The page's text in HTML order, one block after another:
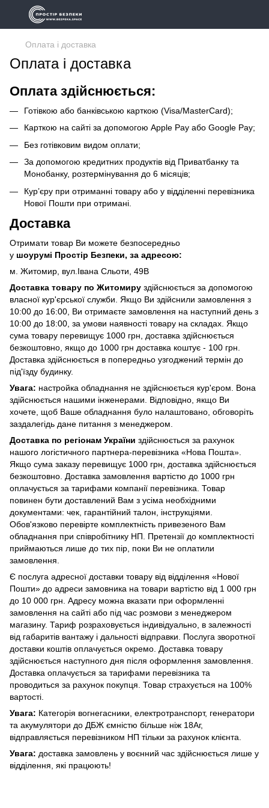
Оплата і доставка
Оплата і доставка
Оплата здійснюється:
Готівкою або банківською карткою (Visa/MasterCard);
Карткою на сайті за допомогою Apple Pay або Google Pay;
Без готівковим видом оплати;
За допомогою кредитних продуктів від Приватбанку та
Монобанку, розтермінування до 6 місяців;
Кур’єру при отриманні товару або у відділенні перевізника
Нової Пошти при отримані.
Доставка
Отримати товар Ви можете безпосередньо
у шоурумі Простір Безпеки, за адресою:
м. Житомир, вул.Івана Сльоти, 49В
Доставка товару по Житомиру здійснюється за допомогою
власної кур'єрської служби. Якщо Ви здійснили замовлення з
10:00 до 16:00, Ви отримаєте замовлення на наступний день з
10:00 до 18:00, за умови наявності товару на складах. Якщо
сума товару перевищує 1000 грн, доставка здійснюється
безкоштовно, якщо до 1000 грн доставка коштує - 100 грн.
Доставка здійснюється в попередньо узгоджений термін до
під'їзду будинку.
Увага: настройка обладнання не здійснюється кур'єром. Вона
здійснюється нашими інженерами. Відповідно, якщо Ви
хочете, щоб Ваше обладнання було налаштовано, обговоріть
заздалегідь дане питання з менеджером.
Доставка по регіонам України здійснюється за рахунок
нашого логістичного партнера-перевізника «Нова Пошта».
Якщо сума заказу перевищує 1000 грн, доставка здійснюється
безкоштовно. Доставка замовлення вартістю до 1000 грн
оплачується за тарифами компанії перевізника. Товар
повинен бути доставлений Вам з усіма необхідними
документами: чек, гарантійний талон, інструкціями.
Обов'язково перевірте комплектність привезеного Вам
обладнання при співробітнику НП. Претензії до комплектності
приймаються лише до тих пір, поки Ви не оплатили
замовлення.
Є послуга адресної доставки товару від відділення «Нової
Пошти» до адреси замовника на товари вартістю від 1 000 грн
до 10 000 грн. Адресу можна вказати при оформленні
замовлення на сайті або під час розмови з менеджером
магазину. Тариф розраховується індивідуально, в залежності
від габаритів вантажу і дальності відправки. Послуга зворотної
доставки коштів оплачується окремо. Доставка товару
здійснюється наступного дня після оформлення замовлення.
Доставка оплачується за тарифами перевізника та
проводиться за рахунок покупця. Товар страхується на 100%
вартості.
Увага: Категорія вогнегасники, електротранспорт, генератори
та акумулятори до ДБЖ ємністю більше ніж 18Аг,
відправляється перевізником НП тільки за рахунок клієнта.
Увага: доставка замовлень у воєнний час здійснюється лише у
відділення, які працюють!